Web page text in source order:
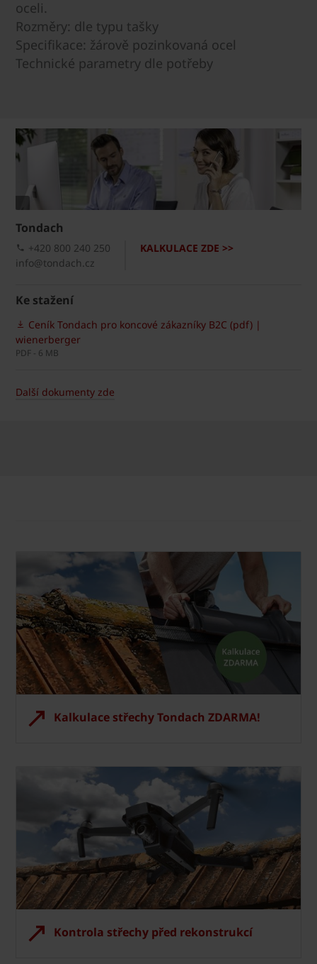
oceli.
Rozměry: dle typu tašky
Specifikace: žárově pozinkovaná ocel
Technické parametry dle potřeby
Tondach
KALKULACE ZDE >>
+420 800 240 250
info@tondach.cz
Ke stažení
Ceník Tondach pro koncové zákazníky B2C (pdf) |
wienerberger
PDF - 6 MB
Další dokumenty zde
Kalkulace střechy Tondach ZDARMA!
Kontrola střechy před rekonstrukcí